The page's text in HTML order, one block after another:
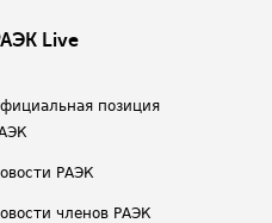
Live
позиция
РАЭК
членов РАЭК